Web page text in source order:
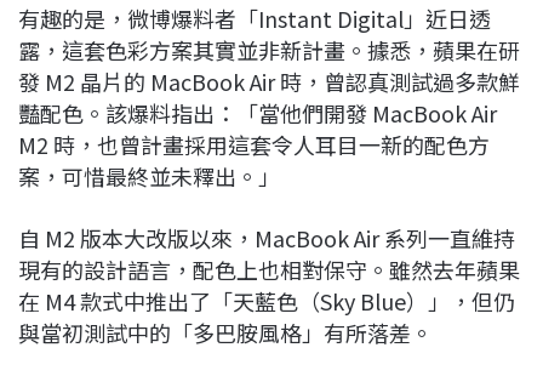
有趣的是，微博爆料者「Instant Digital」近日透
露，這套色彩方案其實並非新計畫。據悉，蘋果在研
發 M2 晶片的 MacBook Air 時，曾認真測試過多款鮮
豔配色。該爆料指出：「當他們開發 MacBook Air
M2 時，也曾計畫採用這套令人耳目一新的配色方
案，可惜最終並未釋出。」
自 M2 版本大改版以來，MacBook Air 系列一直維持
現有的設計語言，配色上也相對保守。雖然去年蘋果
在 M4 款式中推出了「天藍色（Sky Blue）」，但仍
與當初測試中的「多巴胺風格」有所落差。